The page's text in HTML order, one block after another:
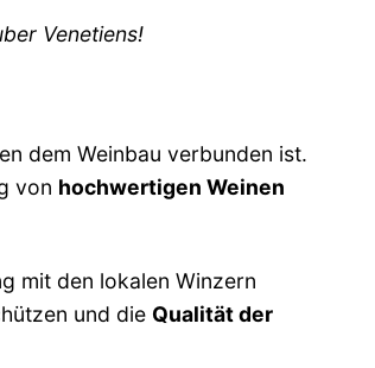
Venetiens!
dem Weinbau verbunden ist.
von hochwertigen Weinen
mit den lokalen Winzern
und die Qualität der